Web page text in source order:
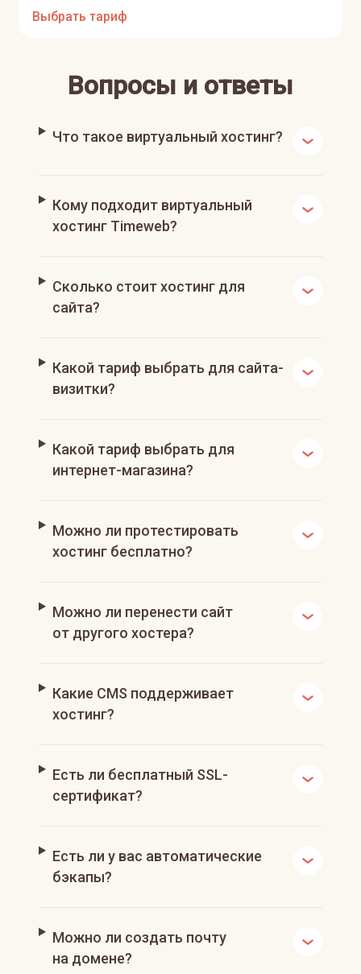
Выбрать тариф
Вопросы и ответы
Что такое виртуальный хостинг?
Кому подходит виртуальный
хостинг Timeweb?
Сколько стоит хостинг для
сайта?
Какой тариф выбрать для сайта-
визитки?
Какой тариф выбрать для
интернет-магазина?
Можно ли протестировать
хостинг бесплатно?
Можно ли перенести сайт
от другого хостера?
Какие CMS поддерживает
хостинг?
Есть ли бесплатный SSL-
сертификат?
Есть ли у вас автоматические
бэкапы?
Можно ли создать почту
на домене?